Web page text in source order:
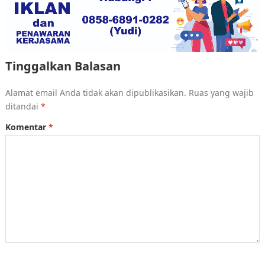
Tinggalkan Balasan
Alamat email Anda tidak akan dipublikasikan. Ruas yang wajib
ditandai *
Komentar *